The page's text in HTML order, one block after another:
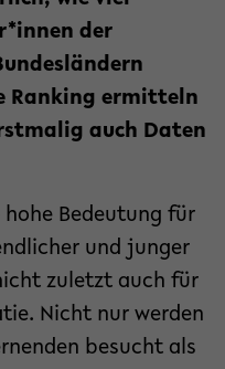
der
Ranking ermitteln
auch Daten
hohe Bedeutung für
und junger
zuletzt auch für
Nicht nur werden
besucht als